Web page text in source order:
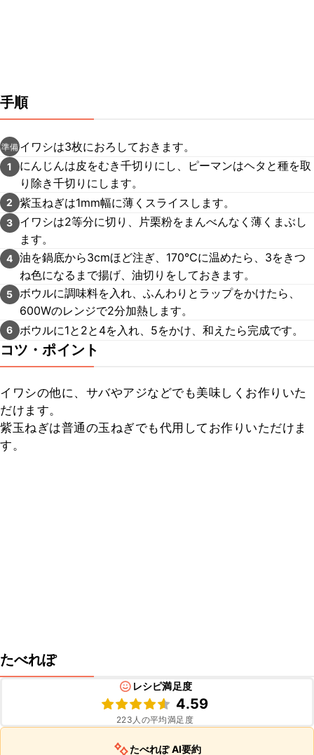
手順
準備 イワシは3枚におろしておきます。
1
にんじんは皮をむき千切りにし、ピーマンはヘタと種を取
り除き千切りにします。
2 紫玉ねぎは1mm幅に薄くスライスします。
3
イワシは2等分に切り、片栗粉をまんべんなく薄くまぶし
ます。
4 油を鍋底から3cmほど注ぎ、170℃に温めたら、3をきつ
ね色になるまで揚げ、油切りをしておきます。
5 ボウルに調味料を入れ、ふんわりとラップをかけたら、
600Wのレンジで2分加熱します。
6 ボウルに1と2と4を入れ、5をかけ、和えたら完成です。
コツ・ポイント
イワシの他に、サバやアジなどでも美味しくお作りいた
だけます。
紫玉ねぎは普通の玉ねぎでも代用してお作りいただけま
す。
たべれぽ
レシピ満足度
4.59
223 人の平均満足度
たべれぽ AI要約